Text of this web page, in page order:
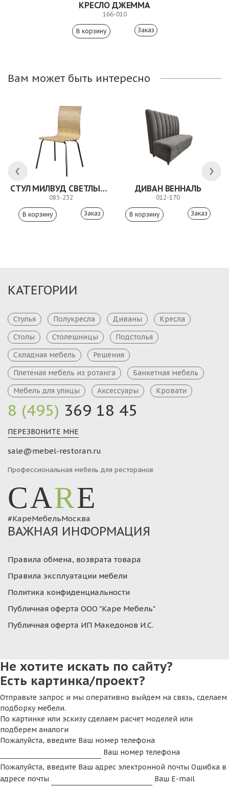
КРЕСЛО ДЖЕММА
166-010
Заказ
Вам может быть интересно
СТУЛ МИЛВУД СВЕТЛЫЙ ШЕЛК
085-232
Заказ
ДИВАН ВЕННАЛЬ
012-170
Заказ
8 (495) 369 18 45
ПЕРЕЗВОНИТЕ МНЕ
sale@mebel-restoran.ru
Профессиональная мебель для ресторанов
CARE
#КареМебельМосква
КАТЕГОРИИ
Стулья Полукресла Диваны
Кресла
Столы
Столешницы
Подстолья
Складная мебель
Решения
Плетеная мебель из ротанга
Банкетная мебель
Мебель для улицы
Аксессуары Кровати
ВАЖНАЯ ИНФОРМАЦИЯ
Правила обмена, возврата товара
Правила эксплуатации мебели
Политика конфиденциальности
Публичная оферта ООО "Каре Мебель"
Публичная оферта ИП Македонов И.С.
Не хотите искать по сайту?
Есть картинка/проект?
Отправьте запрос и мы оперативно выйдем на связь, сделаем
подборку мебели.
По картинке или эскизу сделаем расчет моделей или
подберем аналоги
Пожалуйста, введите Ваш номер телефона
Ваш номер телефона
Пожалуйста, введите Ваш адрес электронной почты Ошибка в
адресе почты
Ваш E-mail